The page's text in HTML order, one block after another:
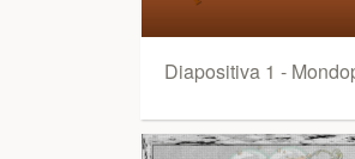
Diapositiva 1 -